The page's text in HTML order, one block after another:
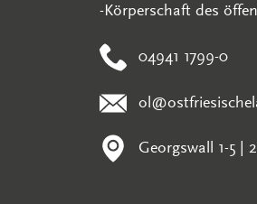
-Körperschaft des
04941 1799-0
Georgswall 1-5 |